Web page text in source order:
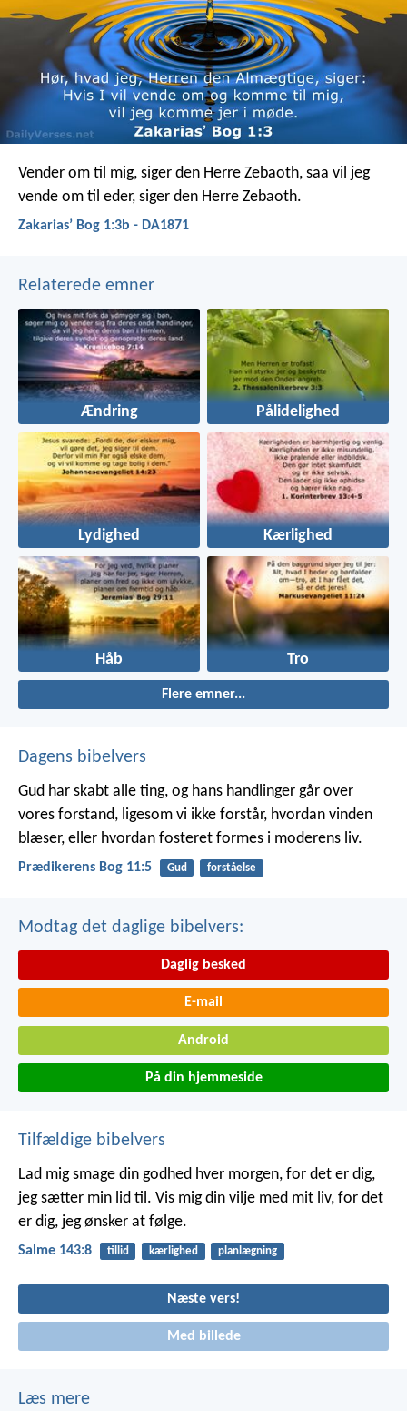
Vender om til mig, siger den Herre Zebaoth, saa vil jeg
vende om til eder, siger den Herre Zebaoth.
Zakariasʼ Bog 1:3b - DA1871
Relaterede emner
Ændring Pålidelighed
Lydighed Kærlighed
Håb Tro
Flere emner...
Dagens bibelvers
Gud har skabt alle ting, og hans handlinger går over
vores forstand, ligesom vi ikke forstår, hvordan vinden
blæser, eller hvordan fosteret formes i moderens liv.
Prædikerens Bog 11:5 Gud forståelse
Modtag det daglige bibelvers:
Daglig besked
E-mail
Android
På din hjemmeside
Tilfældige bibelvers
Lad mig smage din godhed hver morgen, for det er dig,
jeg sætter min lid til. Vis mig din vilje med mit liv, for det
er dig, jeg ønsker at følge.
Salme 143:8 tillid kærlighed planlægning
Næste vers!
Med billede
Læs mere